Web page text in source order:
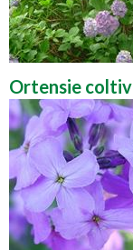
Ortensie